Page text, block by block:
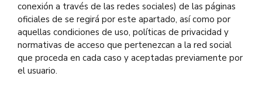
conexión a través de las redes sociales) de las páginas
oficiales de se regirá por este apartado, así como por
aquellas condiciones de uso, políticas de privacidad y
normativas de acceso que pertenezcan a la red social
que proceda en cada caso y aceptadas previamente por
el usuario.